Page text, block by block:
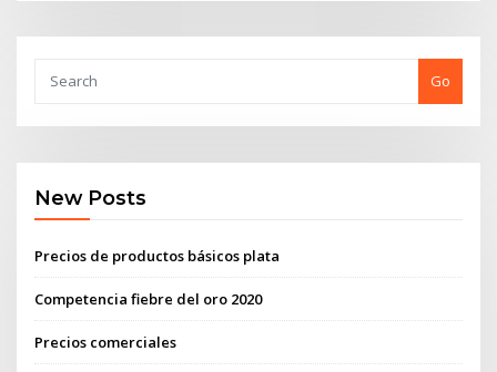
Go
New Posts
Precios de productos básicos plata
Competencia fiebre del oro 2020
Precios comerciales